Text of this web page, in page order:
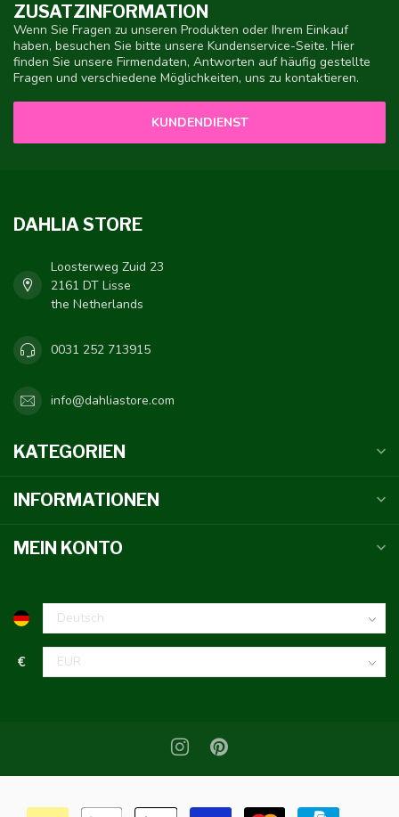
ZUSATZINFORMATION
Wenn Sie Fragen zu unseren Produkten oder Ihrem Einkauf
haben, besuchen Sie bitte unsere Kundenservice-Seite. Hier
finden Sie unsere Firmendaten, Antworten auf häufig gestellte
Fragen und verschiedene Möglichkeiten, uns zu kontaktieren.
KUNDENDIENST
DAHLIA STORE
Loosterweg Zuid 23
2161 DT Lisse
the Netherlands
0031 252 713915
info@dahliastore.com
KATEGORIEN
INFORMATIONEN
MEIN KONTO
€